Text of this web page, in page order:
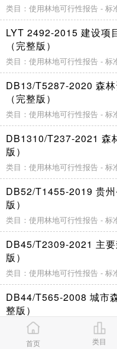
类目：使用林地可行性报告 - 标
LYT 2492-2015 建设项
（完整版）
类目：使用林地可行性报告 - 标
DB13/T5287-2020 森
（完整版）
类目：使用林地可行性报告 - 标
DB1310/T237-2021 森
版）
类目：使用林地可行性报告 - 标
DB52/T1455-2019 贵
版）
类目：使用林地可行性报告 - 标
DB45/T2309-2021 主
版）
类目：使用林地可行性报告 - 标
DB44/T565-2008 城市
整版）
类目：使用林地可行性报告 - 标
首页 类目